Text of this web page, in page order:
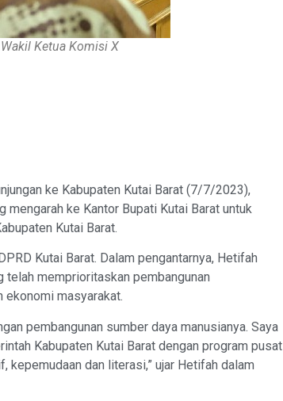
Ketua Komisi X
ke Kabupaten Kutai Barat (7/7/2023),
ke Kantor Bupati Kutai Barat untuk
Kutai Barat.
Kutai Barat. Dalam pengantarnya, Hetifah
telah memprioritaskan pembangunan
ekonomi masyarakat.
pembangunan sumber daya manusianya. Saya
Kabupaten Kutai Barat dengan program pusat
dan literasi,” ujar Hetifah dalam